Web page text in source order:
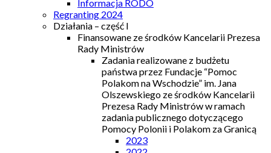
Informacja RODO
Regranting 2024
Działania – część I
Finansowane ze środków Kancelarii Prezesa
Rady Ministrów
Zadania realizowane z budżetu
państwa przez Fundacje “Pomoc
Polakom na Wschodzie” im. Jana
Olszewskiego ze środków Kancelarii
Prezesa Rady Ministrów w ramach
zadania publicznego dotyczącego
Pomocy Polonii i Polakom za Granicą
2023